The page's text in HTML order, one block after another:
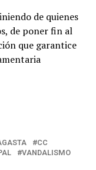
de quienes
de poner fin al
que garantice
CC
VANDALISMO